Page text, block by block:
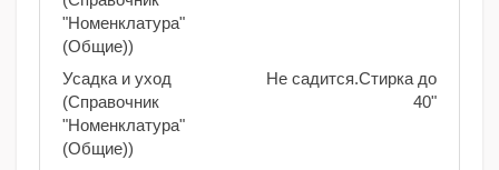
"Номенклатура"
(Общие))
Усадка и уход
(Справочник
"Номенклатура"
(Общие))
Не садится.Стирка до
40"